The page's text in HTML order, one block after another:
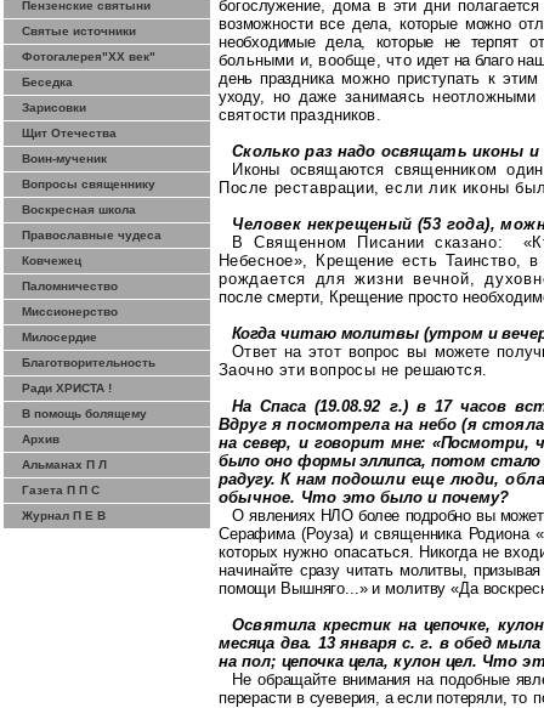
Пензенские святыни
Святые источники
Фотогалерея"ХХ век"
Беседка
Зарисовки
Щит Отечества
Воин-мученик
Вопросы священнику
Воскресная школа
Православные чудеса
Ковчежец
Паломничество
Миссионерство
Милосердие
Благотворительность
Ради ХРИСТА !
В помощь болящему
Архив
Альманах П Л
Газета П П С
Журнал П Е В
богослужение, дома в эти дни
возможности все дела, которые можно
необходимые дела, которые не терпят
больными и, вообще, что идет на благо
день праздника можно приступать к
уходу,но даже занимаясь
святости праздников.
Сколько раз надо освящать иконы и
Иконы освящаются священником
После реставрации, если лик иконы
Человек некрещеный (53 года),
В Священном Писании сказано:
Небесное», Крещение есть Таинство,
рождается для жизни вечной,
после смерти, Крещение просто
Когда читаю молитвы (утром и
Ответ на этот вопрос вы можете
Заочно эти вопросы не решаются.
На Спаса (19.08.92 г.) в 17 часов
Вдруг я посмотрела на небо (я
на север, и говорит мне: «Посмотри,
было оно формы эллипса, потом стало
радугу. К нам подошли еще люди,
обычное. Что это было и почему?
О явлениях НЛО более подробно вы
Серафима (Роуза) и священника Родиона
которых нужно опасаться. Никогда не
начинайте сразу читать молитвы,
помощи Вышняго...» и молитву «Да
Освятила крестик на цепочке,
месяца два. 13 января с. г. в обед
на пол; цепочка цела, кулон цел. Что
Не обращайте внимания на подобные
перерасти в суеверия, а если потеряли,то